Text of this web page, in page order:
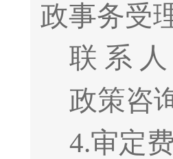
政事务受
联 系
政策咨
4.审定